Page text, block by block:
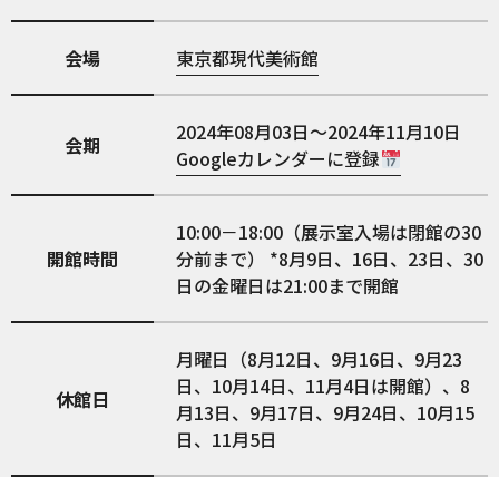
会場 東京都現代美術館
会期
2024年08月03日～2024年11月10日
Googleカレンダーに登録
開館時間
10:00－18:00（展示室入場は閉館の30
分前まで） *8月9日、16日、23日、30
日の金曜日は21:00まで開館
休館日
月曜日（8月12日、9月16日、9月23
日、10月14日、11月4日は開館）、8
月13日、9月17日、9月24日、10月15
日、11月5日